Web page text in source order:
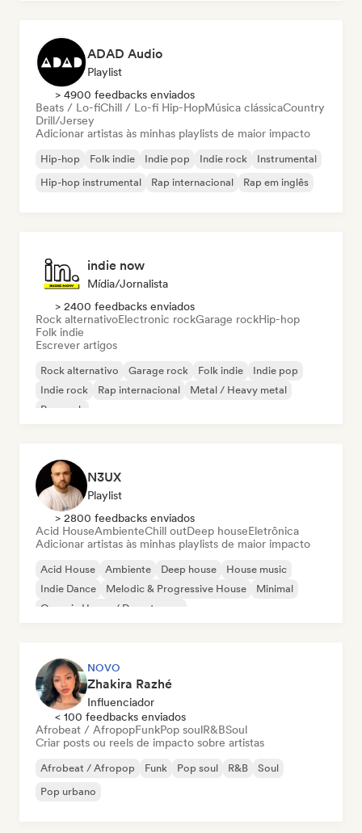
ADAD Audio
Playlist
> 4900 feedbacks enviados
Beats / Lo-fiChill / Lo-fi Hip-HopMúsica clássicaCountry
Drill/Jersey
Adicionar artistas às minhas playlists de maior impacto
Hip-hop Folk indie Indie pop Indie rock
Instrumental
Hip-hop instrumental
Rap internacional Rap em inglês
indie now
Mídia/Jornalista
> 2400 feedbacks enviados
Rock alternativoElectronic rockGarage rockHip-hop
Folk indie
Escrever artigos
Rock alternativo Garage rock Folk indie
Indie pop
Indie rock
Rap internacional
Metal / Heavy metal
Pop rock
N3UX
Playlist
> 2800 feedbacks enviados
Acid HouseAmbienteChill outDeep houseEletrônica
Adicionar artistas às minhas playlists de maior impacto
Acid House Ambiente Deep house
House music
Indie Dance
Melodic & Progressive House
Minimal
Organic House / Downtempo
NOVO
Zhakira Razhé
Influenciador
< 100 feedbacks enviados
Afrobeat / AfropopFunkPop soulR&BSoul
Criar posts ou reels de impacto sobre artistas
Afrobeat / Afropop Funk Pop soul R&B
Soul
Pop urbano